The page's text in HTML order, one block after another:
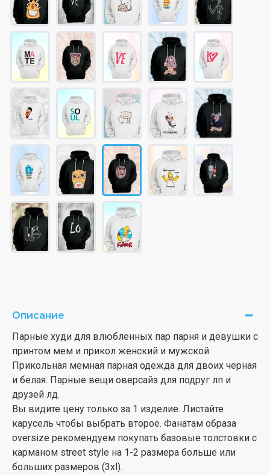
Описание
Парные худи для влюбленных пар парня и девушки с
принтом мем и прикол женский и мужской.
Прикольная мемная парная одежда для двоих черная
и белая. Парные вещи оверсайз для подруг лп и
друзей лд.
Вы видите цену только за 1 изделие. Листайте
карусель чтобы выбрать второе. Фанатам образа
oversize рекомендуем покупать базовые толстовки с
карманом street style на 1-2 размера больше или
больших размеров (3xl).